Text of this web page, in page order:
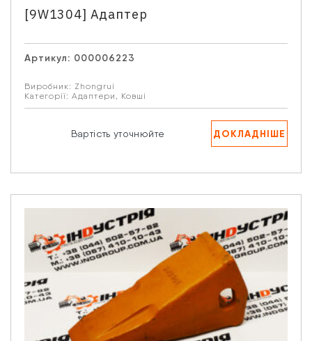
[9W1304] Адаптер
Артикул: 000006223
Виробник: Zhongrui
Категорії: Адаптери , Ковші
Вартість уточнюйте ДОКЛАДНІШЕ